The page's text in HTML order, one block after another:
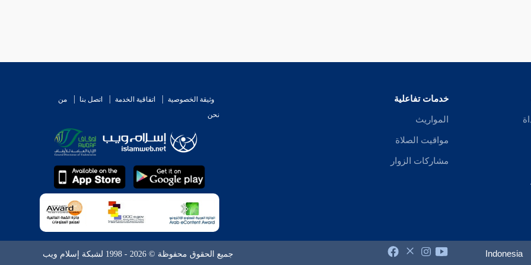
خدمات تفاعلية
المواريث
مواقيت الصلاة
مشاركات الزوار
وثيقة الخصوصية اتفاقية الخدمة اتصل بنا
من
نحن
Indonesia جميع الحقوق محفوظة © 2026 - 1998 لشبكة إسلام ويب